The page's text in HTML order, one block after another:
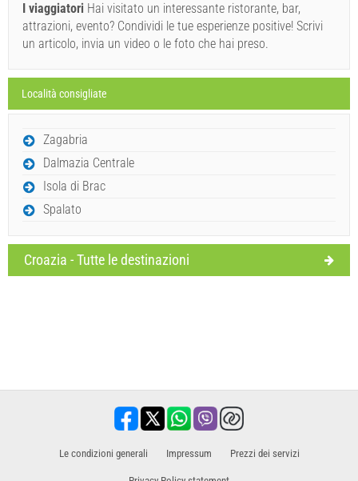
I viaggiatori Hai visitato un interessante ristorante, bar,
attrazioni, evento? Condividi le tue esperienze positive! Scrivi
un articolo, invia un video o le foto che hai preso.
Località consigliate
Zagabria
Dalmazia Centrale
Isola di Brac
Spalato
Croazia - Tutte le destinazioni
Le condizioni generali Impressum ​Prezzi dei servizi